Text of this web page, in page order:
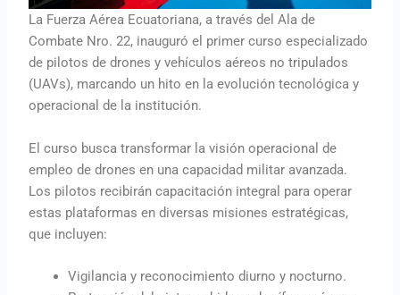
La Fuerza Aérea Ecuatoriana, a través del Ala de
Combate Nro. 22, inauguró el primer curso especializado
de pilotos de drones y vehículos aéreos no tripulados
(UAVs), marcando un hito en la evolución tecnológica y
operacional de la institución.
El curso busca transformar la visión operacional de
empleo de drones en una capacidad militar avanzada.
Los pilotos recibirán capacitación integral para operar
estas plataformas en diversas misiones estratégicas,
que incluyen:
Vigilancia y reconocimiento diurno y nocturno.